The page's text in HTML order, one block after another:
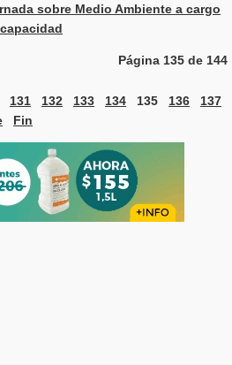
sobre Medio Ambiente a cargo
Página 135 de 144
131 132 133 134 135 136
137
Fin